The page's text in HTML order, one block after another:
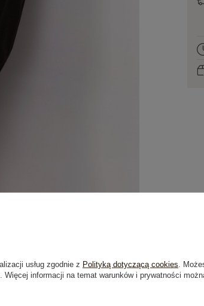
Opinie o produkcie(0)
usług zgodnie z Polityką dotyczącą cookies .
Więcej informacji na temat warunków i prywatności